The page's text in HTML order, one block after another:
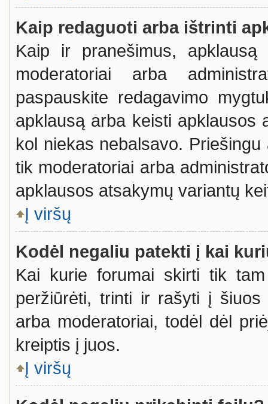
Kaip redaguoti arba ištrinti
Kaip ir pranešimus,
moderatoriai arba
paspauskite redagavimo
apklausą arba keisti apklausos
kol niekas nebalsavo.
tik moderatoriai arba
apklausos atsakymų variantų
Į viršų
Kodėl negaliu patekti į kai
Kai kurie forumai skirti tik
peržiūrėti, trinti ir rašyti į šiuos
arba moderatoriai, todėl dėl
kreiptis į juos.
Į viršų